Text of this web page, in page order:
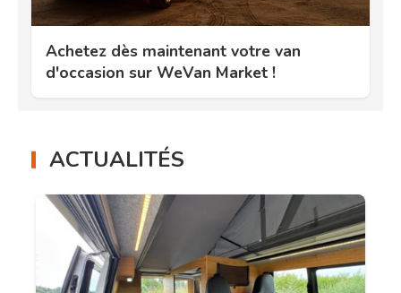
Achetez dès maintenant votre van
d'occasion sur WeVan Market !
ACTUALITÉS